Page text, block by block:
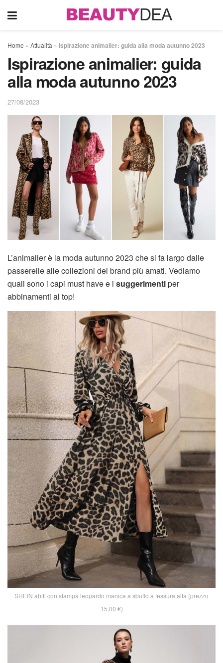
Home » Attualità » Ispirazione animalier: guida alla moda autunno 2023
Ispirazione animalier: guida
alla moda autunno 2023
27/08/2023
L’animalier è la moda autunno 2023 che si fa largo dalle
passerelle alle collezioni dei brand più amati. Vediamo
quali sono i capi must have e i suggerimentiper
abbinamenti al top!
SHEIN abiti con stampa leopardo manica a sbuffo a fessura alta (prezzo
15,00 €)